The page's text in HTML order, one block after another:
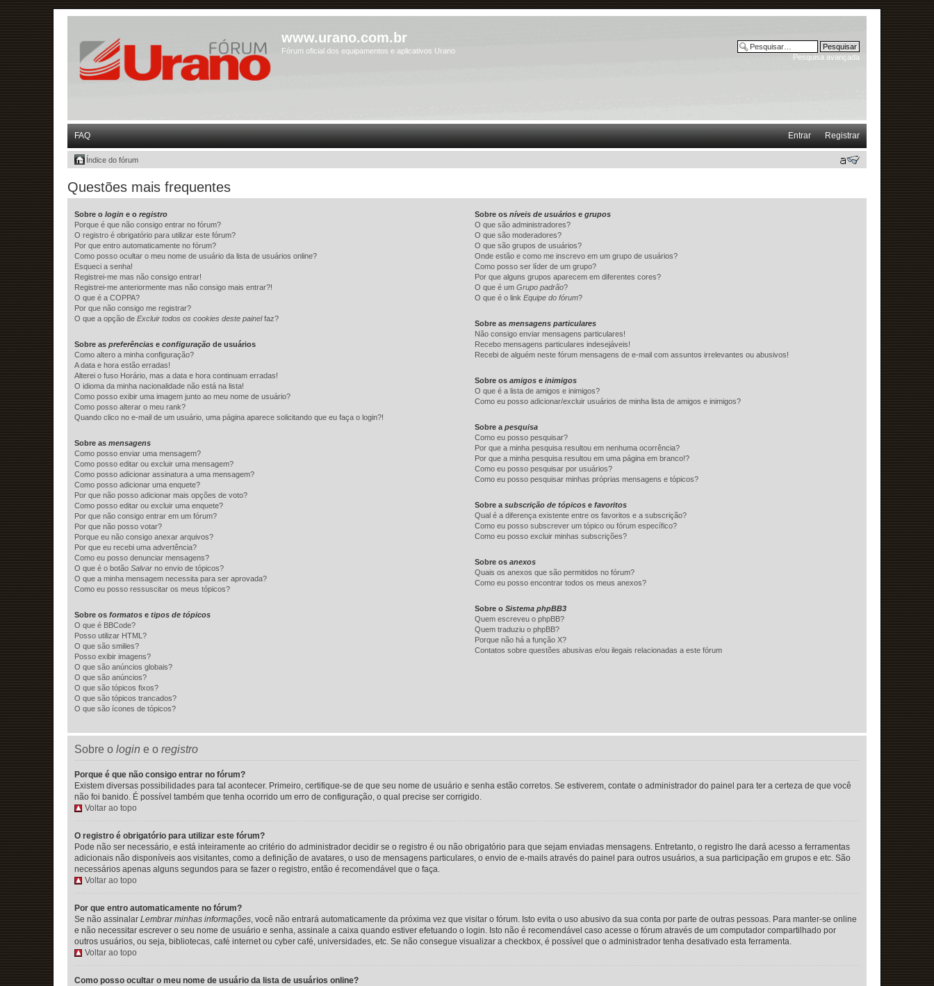
www.urano.com.br
Fórum oficial dos equipamentos e aplicativos Urano
Pesquisa avançada
FAQ Registrar
Entrar
Índice do fórum
Questões mais frequentes
Sobre o login e o registro
Porque é que não consigo entrar no fórum?
O registro é obrigatório para utilizar este fórum?
Por que entro automaticamente no fórum?
Como posso ocultar o meu nome de usuário da lista de usuários online?
Esqueci a senha!
Registrei-me mas não consigo entrar!
Registrei-me anteriormente mas não consigo mais entrar?!
O que é a COPPA?
Por que não consigo me registrar?
O que a opção de Excluir todos os cookies deste painelfaz?
Sobre as preferências e configuração de usuários
Como altero a minha configuração?
A data e hora estão erradas!
Alterei o fuso Horário, mas a data e hora continuam erradas!
O idioma da minha nacionalidade não está na lista!
Como posso exibir uma imagem junto ao meu nome de usuário?
Como posso alterar o meu rank?
Quando clico no e-mail de um usuário, uma página aparece solicitando que eu faça o login?!
Sobre as mensagens
Como posso enviar uma mensagem?
Como posso editar ou excluir uma mensagem?
Como posso adicionar assinatura a uma mensagem?
Como posso adicionar uma enquete?
Por que não posso adicionar mais opções de voto?
Como posso editar ou excluir uma enquete?
Por que não consigo entrar em um fórum?
Por que não posso votar?
Porque eu não consigo anexar arquivos?
Por que eu recebi uma advertência?
Como eu posso denunciar mensagens?
O que é o botão Salvar no envio de tópicos?
O que a minha mensagem necessita para ser aprovada?
Como eu posso ressuscitar os meus tópicos?
Sobre os formatos e tipos de tópicos
O que é BBCode?
Posso utilizar HTML?
O que são smilies?
Posso exibir imagens?
O que são anúncios globais?
O que são anúncios?
O que são tópicos fixos?
O que são tópicos trancados?
O que são ícones de tópicos?
Sobre osníveis de usuários egrupos
O que são administradores?
O que são moderadores?
O que são grupos de usuários?
Onde estão e como me inscrevo em um grupo de usuários?
Como posso ser líder de um grupo?
Por que alguns grupos aparecem em diferentes cores?
O que é umGrupo padrão?
O que é o linkEquipe do fórum?
Sobre asmensagens particulares
Não consigo enviar mensagens particulares!
Recebo mensagens particulares indesejáveis!
Recebi de alguém neste fórum mensagens de e-mail com assuntos irrelevantes ou abusivos!
Sobre osamigos einimigos
O que é a lista de amigos e inimigos?
Como eu posso adicionar/excluir usuários de minha lista de amigos e inimigos?
Sobre apesquisa
Como eu posso pesquisar?
Por que a minha pesquisa resultou em nenhuma ocorrência?
Por que a minha pesquisa resultou em uma página em branco!?
Como eu posso pesquisar por usuários?
Como eu posso pesquisar minhas próprias mensagens e tópicos?
Sobre asubscrição de tópicos efavoritos
Qual é a diferença existente entre os favoritos e a subscrição?
Como eu posso subscrever um tópico ou fórum específico?
Como eu posso excluir minhas subscrições?
Sobre osanexos
Quais os anexos que são permitidos no fórum?
Como eu posso encontrar todos os meus anexos?
Sobre oSistema phpBB3
Quem escreveu o phpBB?
Quem traduziu o phpBB?
Porque não há a função X?
Contatos sobre questões abusivas e/ou ilegais relacionadas a este fórum
Sobre o login e o registro
Porque é que não consigo entrar no fórum?
Existem diversas possibilidades para tal acontecer. Primeiro, certifique-se de que seu nome de usuário e senha estão corretos. Se estiverem, contate o administrador do painel para ter a certeza de que você
não foi banido. É possível também que tenha ocorrido um erro de configuração, o qual precise ser corrigido.
Voltar ao topo
O registro é obrigatório para utilizar este fórum?
Pode não ser necessário, e está inteiramente ao critério do administrador decidir se o registro é ou não obrigatório para que sejam enviadas mensagens. Entretanto, o registro lhe dará acesso a ferramentas
adicionais não disponíveis aos visitantes, como a definição de avatares, o uso de mensagens particulares, o envio de e-mails através do painel para outros usuários, a sua participação em grupos e etc. São
necessários apenas alguns segundos para se fazer o registro, então é recomendável que o faça.
Voltar ao topo
Por que entro automaticamente no fórum?
Se não assinalar Lembrar minhas informações, você não entrará automaticamente da próxima vez que visitar o fórum. Isto evita o uso abusivo da sua conta por parte de outras pessoas. Para manter-se online
e não necessitar escrever o seu nome de usuário e senha, assinale a caixa quando estiver efetuando o login. Isto não é recomendável caso acesse o fórum através de um computador compartilhado por
outros usuários, ou seja, bibliotecas, café internet ou cyber café, universidades, etc. Se não consegue visualizar a checkbox, é possível que o administrador tenha desativado esta ferramenta.
Voltar ao topo
Como posso ocultar o meu nome de usuário da lista de usuários online?